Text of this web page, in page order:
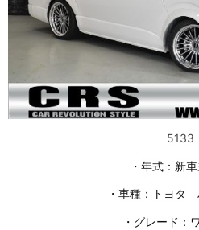
5133
・年式：新
・車種：トヨタ
・グレード：